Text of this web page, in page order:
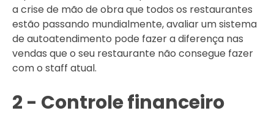
a crise de mão de obra que todos os restaurantes
estão passando mundialmente, avaliar um sistema
de autoatendimento pode fazer a diferença nas
vendas que o seu restaurante não consegue fazer
com o staff atual.
2 - Controle financeiro